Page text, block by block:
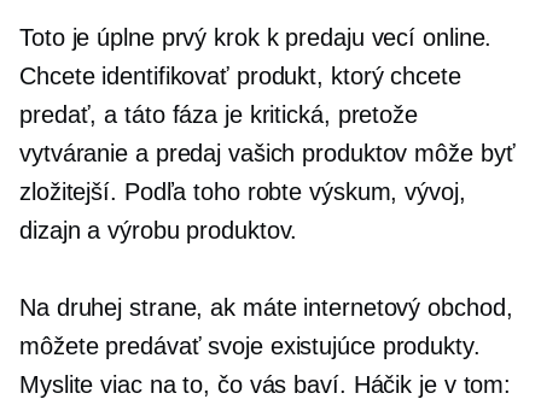
Toto je úplne prvý krok k predaju vecí online.
Chcete identifikovať produkt, ktorý chcete
predať, a táto fáza je kritická, pretože
vytváranie a predaj vašich produktov môže byť
zložitejší. Podľa toho robte výskum, vývoj,
dizajn a výrobu produktov.
Na druhej strane, ak máte internetový obchod,
môžete predávať svoje existujúce produkty.
Myslite viac na to, čo vás baví. Háčik je v tom: